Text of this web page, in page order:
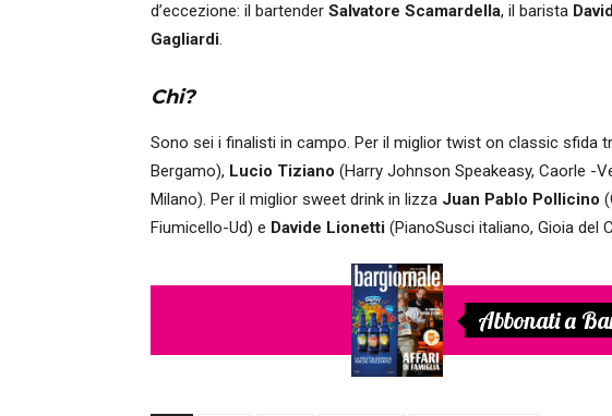
d’eccezione: il bartender Salvatore Scamardella, il barista
Gagliardi.
Chi?
Sono sei i finalisti in campo. Per il miglior twist on classic sfida
Bergamo), Lucio Tiziano (Harry Johnson Speakeasy, Caorle -
Milano). Per il miglior sweet drink in lizza Juan Pablo Pollicino
Fiumicello-Ud) e Davide Lionetti (PianoSusci italiano, Gioia del
Abbonati a